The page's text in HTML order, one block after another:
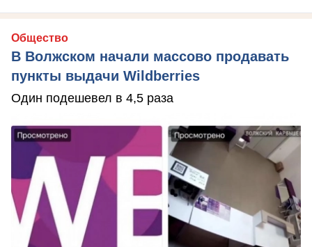
Общество
В Волжском начали массово продавать
пункты выдачи Wildberries
Один подешевел в 4,5 раза